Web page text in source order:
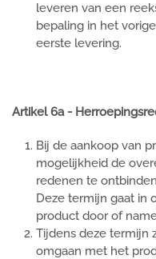
leveren van een
bepaling in het
eerste levering.
Artikel 6a -
Bij de aankoop van
mogelijkheid de
redenen te
Deze termijn gaat in
product door of
Tijdens deze termijn
omgaan met het